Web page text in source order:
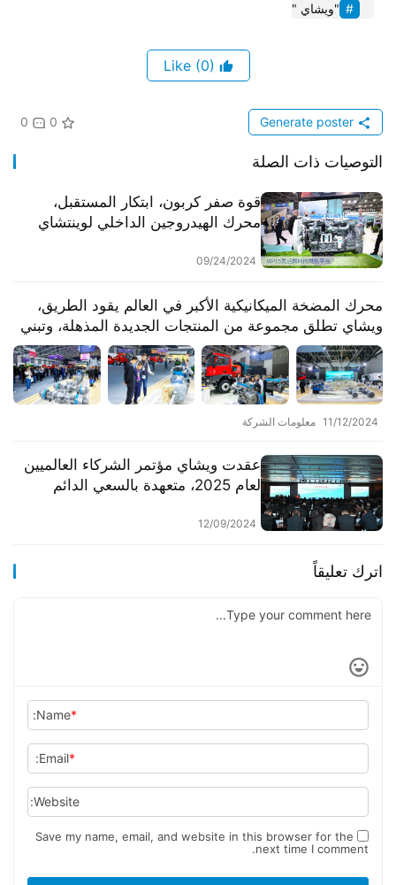
"ويشاي "
(0)
0
0
التوصيات ذات الصلة
قوة صفر كربون، ابتكار المستقبل،
محرك الهيدروجين الداخلي لوينتشاي
يظهر رسميًا في معرض هانوفر
09/24/2024
محرك المضخة الميكانيكية الأكبر في العالم يقود الطريق،
ويشاي تطلق مجموعة من المنتجات الجديدة المذهلة، وتبني
مزايا جديدة للتوسع الدولي.
11/12/2024 معلومات الشركة
عقدت ويشاي مؤتمر الشركاء العالميين
لعام 2025، متعهدة بالسعي الدائم
للصدارة وقيادة السوق.
12/09/2024
اترك تعليقاً
*
Name:
*
Email:
Website:
Save my name, email, and website in this browser for the
next time I comment.